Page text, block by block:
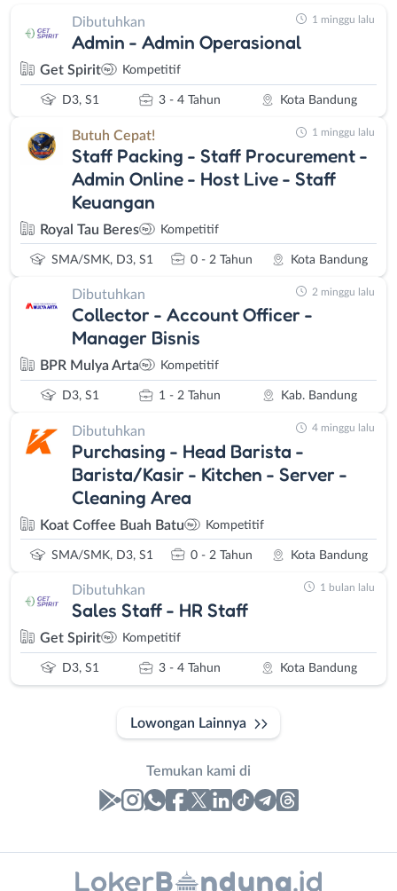
Dibutuhkan
Admin - Admin Operasional
Get Spirit Kompetitif
D3, S1 3 - 4 Tahun Kota Bandung
1 minggu lalu
Butuh Cepat!
Staff Packing - Staff Procurement -
Admin Online - Host Live - Staff
Keuangan
Royal Tau Beres Kompetitif
SMA/SMK, D3, S1 0 - 2 Tahun Kota Bandung
1 minggu lalu
Dibutuhkan
Collector - Account Officer -
Manager Bisnis
BPR Mulya Arta Kompetitif
D3, S1 1 - 2 Tahun Kab. Bandung
2 minggu lalu
Dibutuhkan
Purchasing - Head Barista -
Barista/Kasir - Kitchen - Server -
Cleaning Area
Koat Coffee Buah Batu Kompetitif
SMA/SMK, D3, S1 0 - 2 Tahun Kota Bandung
4 minggu lalu
Dibutuhkan
Sales Staff - HR Staff
Get Spirit Kompetitif
D3, S1 3 - 4 Tahun Kota Bandung
1 bulan lalu
Lowongan Lainnya
Temukan kami di